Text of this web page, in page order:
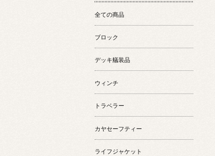
全ての商品
ブロック
デッキ艤装品
ウィンチ
トラベラー
カヤセーフティー
ライフジャケット